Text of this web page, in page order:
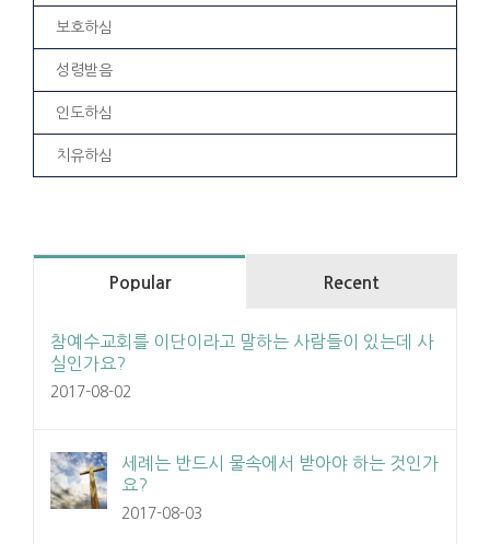
보호하심
성령받음
인도하심
치유하심
Popular Recent
참예수교회를 이단이라고 말하는 사람들이 있는데 사
실인가요?
2017-08-02
세례는 반드시 물속에서 받아야 하는 것인가
요?
2017-08-03